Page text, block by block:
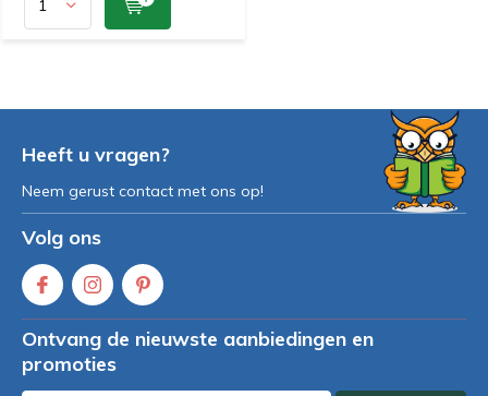
Heeft u vragen?
Neem gerust contact met ons op!
Volg ons
Ontvang de nieuwste aanbiedingen en
promoties